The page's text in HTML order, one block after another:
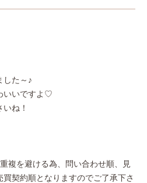
した～♪
いいですよ♡
ね！
複を避ける為、問い合わせ順、見
契約順となりますのでご了承下さ